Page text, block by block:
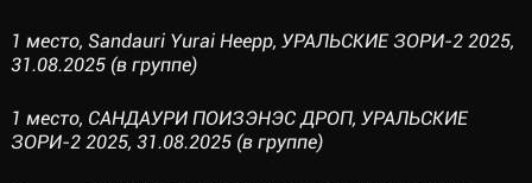
1 место, Sandauri Yurai Heepp, УРАЛЬСКИЕ ЗОРИ-2 2025,
31.08.2025 (в группе)
1 место, САНДАУРИ ПОИЗЭНЭС ДРОП, УРАЛЬСКИЕ
ЗОРИ-2 2025, 31.08.2025 (в группе)